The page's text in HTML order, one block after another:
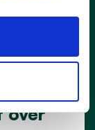
over